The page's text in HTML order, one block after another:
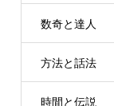
数奇と達人
方法と話法
時間と伝説